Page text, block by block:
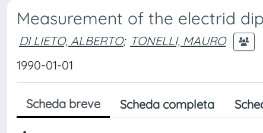
Measurement of the electrid
DI LIETO, ALBERTO; TONELLI, MAURO
1990-01-01
Scheda breve Scheda completa